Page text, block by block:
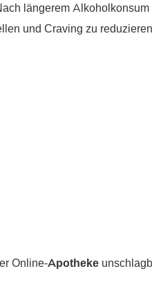
längerem
und Craving zu
Online-Apotheke